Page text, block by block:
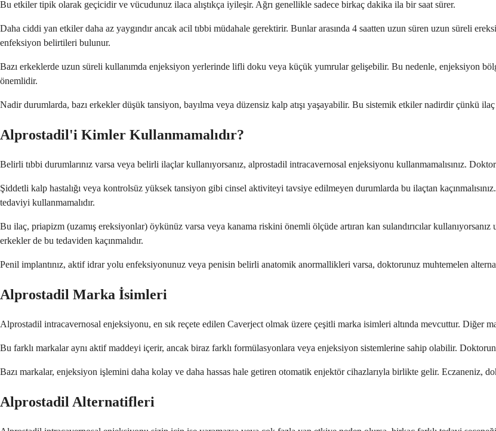
Bu etkiler tipik olarak geçicidir ve vücudunuz ilaca alıştıkça iyileşir. Ağrı genellikle sadece birkaç dakika ila bir saat sürer.
Daha ciddi yan etkiler daha az yaygındır ancak acil tıbbi müdahale gerektirir. Bunlar arasında 4 saatten uzun süren uzun süreli
enfeksiyon belirtileri bulunur.
Bazı erkeklerde uzun süreli kullanımda enjeksiyon yerlerinde lifli doku veya küçük yumrular gelişebilir. Bu nedenle, enjeksiyon
önemlidir.
Nadir durumlarda, bazı erkekler düşük tansiyon, bayılma veya düzensiz kalp atışı yaşayabilir. Bu sistemik etkiler nadirdir çünkü
Alprostadil'i Kimler Kullanmamalıdır?
Belirli tıbbi durumlarınız varsa veya belirli ilaçlar kullanıyorsanız, alprostadil intracavernosal enjeksiyonu kullanmamalısınız.
Şiddetli kalp hastalığı veya kontrolsüz yüksek tansiyon gibi cinsel aktiviteyi tavsiye edilmeyen durumlarda bu ilaçtan
tedaviyi kullanmamalıdır.
Bu ilaç, priapizm (uzamış ereksiyonlar) öykünüz varsa veya kanama riskini önemli ölçüde artıran kan sulandırıcılar
erkekler de bu tedaviden kaçınmalıdır.
Penil implantınız, aktif idrar yolu enfeksiyonunuz veya penisin belirli anatomik anormallikleri varsa, doktorunuz muhtemelen
Alprostadil Marka İsimleri
Alprostadil intracavernosal enjeksiyonu, en sık reçete edilen Caverject olmak üzere çeşitli marka isimleri altında mevcuttur. Diğer
Bu farklı markalar aynı aktif maddeyi içerir, ancak biraz farklı formülasyonlara veya enjeksiyon sistemlerine sahip olabilir.
Bazı markalar, enjeksiyon işlemini daha kolay ve daha hassas hale getiren otomatik enjektör cihazlarıyla birlikte gelir. Eczaneniz,
Alprostadil Alternatifleri